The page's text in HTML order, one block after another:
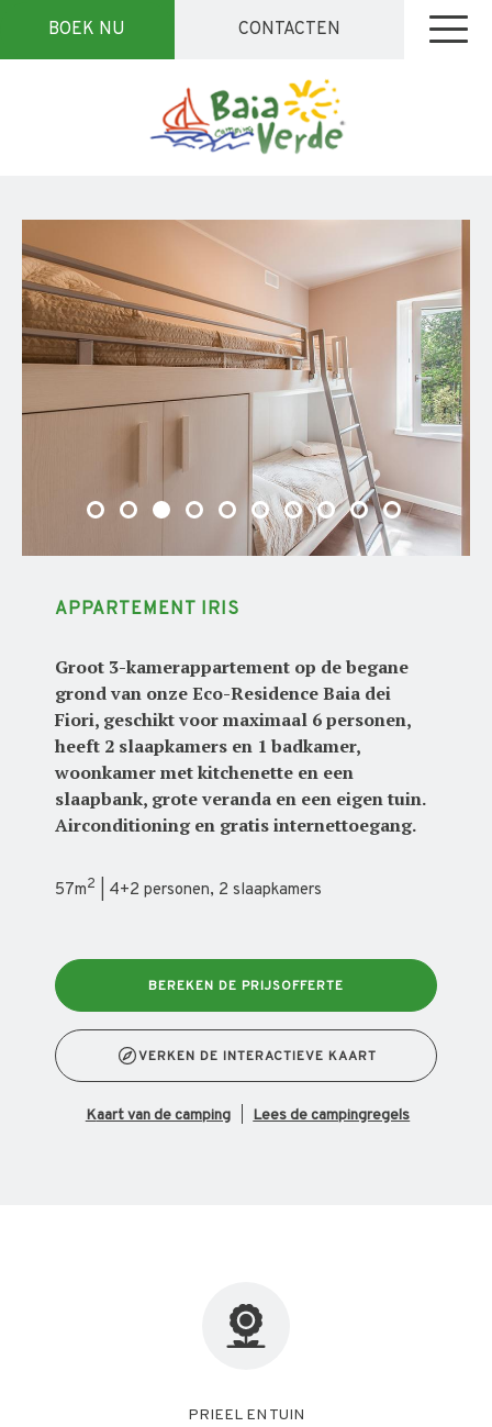
BOEK NU CONTACTEN
APPARTEMENT IRIS
Groot 3-kamerappartement op de begane
grond van onze Eco-Residence Baia dei
Fiori, geschikt voor maximaal 6 personen,
heeft 2 slaapkamers en 1 badkamer,
woonkamer met kitchenette en een
slaapbank, grote veranda en een eigen tuin.
Airconditioning en gratis internettoegang.
57m2 | 4+2 personen, 2 slaapkamers
BEREKEN DE PRIJSOFFERTE
VERKEN DE INTERACTIEVE KAART
kaart van de camping Lees de campingregels
FREE WIFI